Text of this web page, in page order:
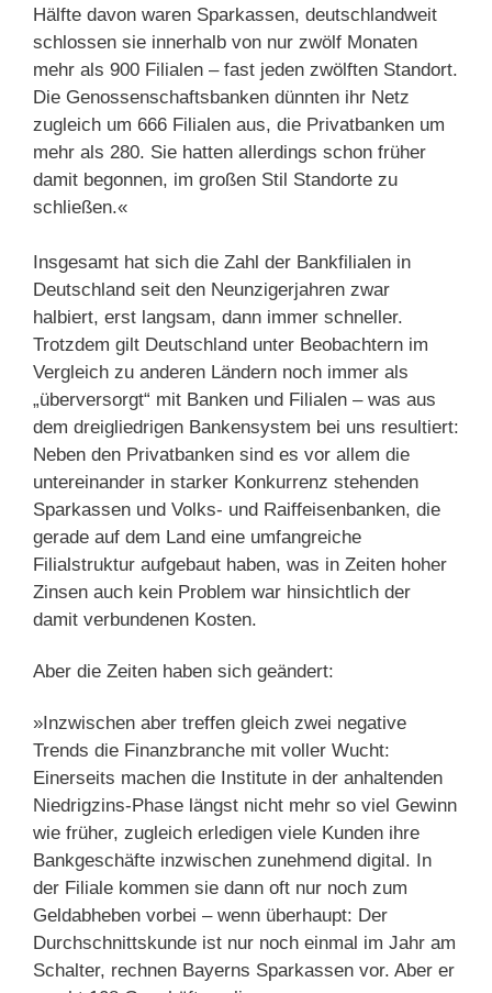
Hälfte davon waren Sparkassen, deutschlandweit
schlossen sie innerhalb von nur zwölf Monaten
mehr als 900 Filialen – fast jeden zwölften Standort.
Die Genossenschaftsbanken dünnten ihr Netz
zugleich um 666 Filialen aus, die Privatbanken um
mehr als 280. Sie hatten allerdings schon früher
damit begonnen, im großen Stil Standorte zu
schließen.«
Insgesamt hat sich die Zahl der Bankfilialen in
Deutschland seit den Neunzigerjahren zwar
halbiert, erst langsam, dann immer schneller.
Trotzdem gilt Deutschland unter Beobachtern im
Vergleich zu anderen Ländern noch immer als
„überversorgt“ mit Banken und Filialen – was aus
dem dreigliedrigen Bankensystem bei uns resultiert:
Neben den Privatbanken sind es vor allem die
untereinander in starker Konkurrenz stehenden
Sparkassen und Volks- und Raiffeisenbanken, die
gerade auf dem Land eine umfangreiche
Filialstruktur aufgebaut haben, was in Zeiten hoher
Zinsen auch kein Problem war hinsichtlich der
damit verbundenen Kosten.
Aber die Zeiten haben sich geändert:
»Inzwischen aber treffen gleich zwei negative
Trends die Finanzbranche mit voller Wucht:
Einerseits machen die Institute in der anhaltenden
Niedrigzins-Phase längst nicht mehr so viel Gewinn
wie früher, zugleich erledigen viele Kunden ihre
Bankgeschäfte inzwischen zunehmend digital. In
der Filiale kommen sie dann oft nur noch zum
Geldabheben vorbei – wenn überhaupt: Der
Durchschnittskunde ist nur noch einmal im Jahr am
Schalter, rechnen Bayerns Sparkassen vor. Aber er